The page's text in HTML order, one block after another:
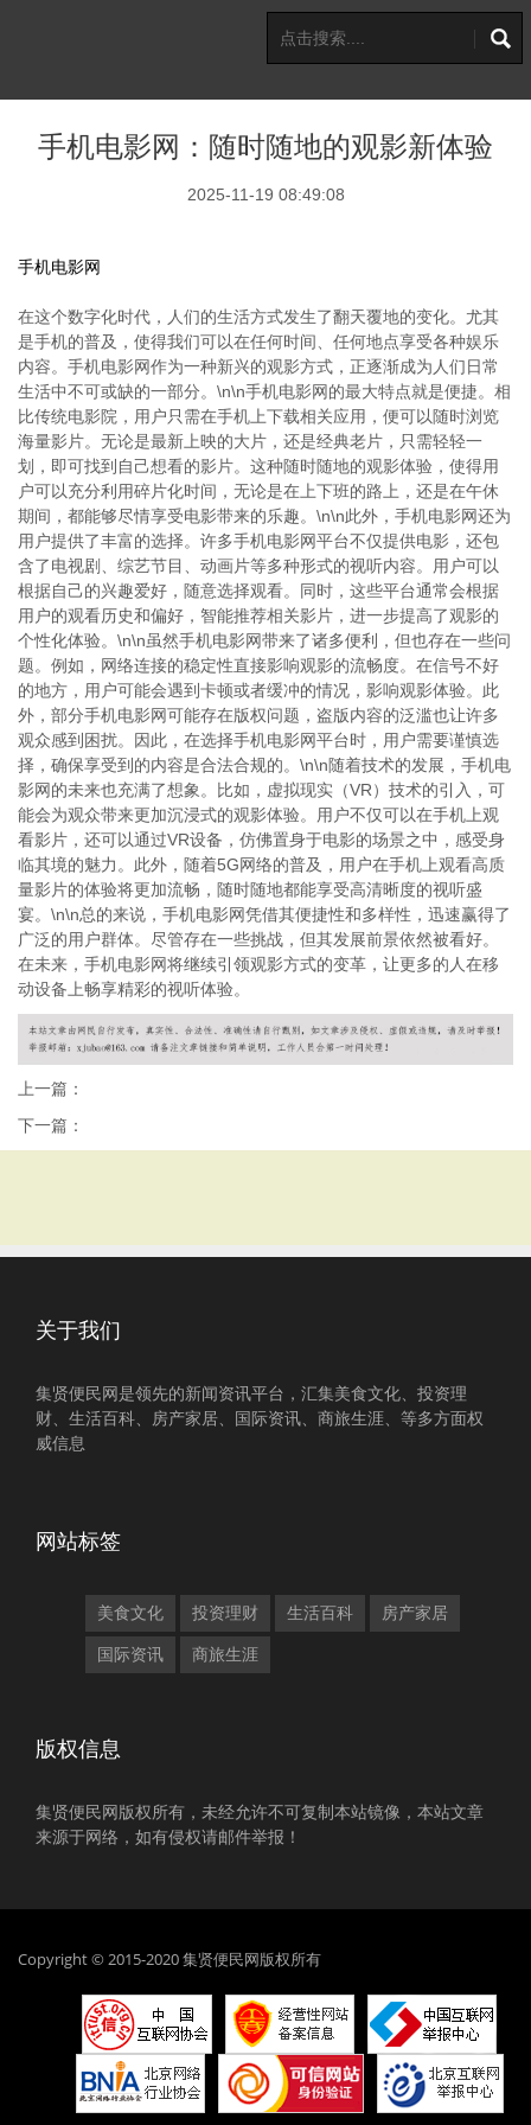
手机电影网：随时随地的观影新体验
2025-11-19 08:49:08
手机电影网
在这个数字化时代，人们的生活方式发生了翻天覆地的变化。尤其
是手机的普及，使得我们可以在任何时间、任何地点享受各种娱乐
内容。手机电影网作为一种新兴的观影方式，正逐渐成为人们日常
生活中不可或缺的一部分。\n\n手机电影网的最大特点就是便捷。相
比传统电影院，用户只需在手机上下载相关应用，便可以随时浏览
海量影片。无论是最新上映的大片，还是经典老片，只需轻轻一
划，即可找到自己想看的影片。这种随时随地的观影体验，使得用
户可以充分利用碎片化时间，无论是在上下班的路上，还是在午休
期间，都能够尽情享受电影带来的乐趣。\n\n此外，手机电影网还为
用户提供了丰富的选择。许多手机电影网平台不仅提供电影，还包
含了电视剧、综艺节目、动画片等多种形式的视听内容。用户可以
根据自己的兴趣爱好，随意选择观看。同时，这些平台通常会根据
用户的观看历史和偏好，智能推荐相关影片，进一步提高了观影的
个性化体验。\n\n虽然手机电影网带来了诸多便利，但也存在一些问
题。例如，网络连接的稳定性直接影响观影的流畅度。在信号不好
的地方，用户可能会遇到卡顿或者缓冲的情况，影响观影体验。此
外，部分手机电影网可能存在版权问题，盗版内容的泛滥也让许多
观众感到困扰。因此，在选择手机电影网平台时，用户需要谨慎选
择，确保享受到的内容是合法合规的。\n\n随着技术的发展，手机电
影网的未来也充满了想象。比如，虚拟现实（VR）技术的引入，可
能会为观众带来更加沉浸式的观影体验。用户不仅可以在手机上观
看影片，还可以通过VR设备，仿佛置身于电影的场景之中，感受身
临其境的魅力。此外，随着5G网络的普及，用户在手机上观看高质
量影片的体验将更加流畅，随时随地都能享受高清晰度的视听盛
宴。\n\n总的来说，手机电影网凭借其便捷性和多样性，迅速赢得了
广泛的用户群体。尽管存在一些挑战，但其发展前景依然被看好。
在未来，手机电影网将继续引领观影方式的变革，让更多的人在移
动设备上畅享精彩的视听体验。
上一篇：
下一篇：
关于我们
集贤便民网是领先的新闻资讯平台，汇集美食文化、投资理
财、生活百科、房产家居、国际资讯、商旅生涯、等多方面权
威信息
网站标签
美食文化 投资理财 生活百科 房产家居
国际资讯 商旅生涯
版权信息
集贤便民网版权所有，未经允许不可复制本站镜像，本站文章
来源于网络，如有侵权请邮件举报！
Copyright © 2015-2020 集贤便民网版权所有